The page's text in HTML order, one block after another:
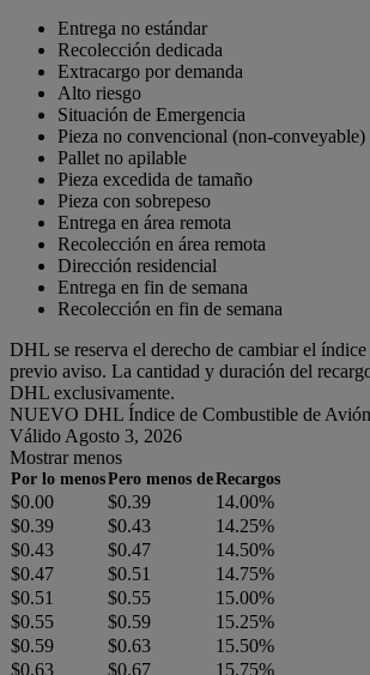
Entrega no estándar
Recolección dedicada
Extracargo por demanda
Alto riesgo
Situación de Emergencia
Pieza no convencional (non-conveyable)
Pallet no apilable
Pieza excedida de tamaño
Pieza con sobrepeso
Entrega en área remota
Recolección en área remota
Dirección residencial
Entrega en fin de semana
Recolección en fin de semana
DHL se reserva el derecho de cambiar el
previo aviso. La cantidad y duración del
DHL exclusivamente.
NUEVO DHL Índice de Combustible de
Válido Agosto 3, 2026
Mostrar menos
Por lo menosPero menos deRecargos
$0.00 $0.39
14.00%
$0.39
$0.43
14.25%
$0.43
$0.47
14.50%
$0.47
$0.51
14.75%
$0.51
$0.55
15.00%
$0.55
$0.59
15.25%
$0.59
$0.63
15.50%
$0.63
$0.67
15.75%